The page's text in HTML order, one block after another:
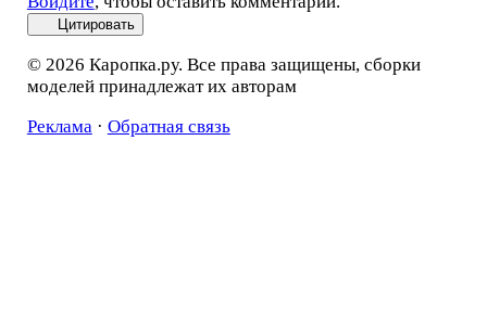
Цитировать
© 2026 Каропка.ру. Все права защищены, сборки
моделей принадлежат их авторам
Реклама· Обратная связь